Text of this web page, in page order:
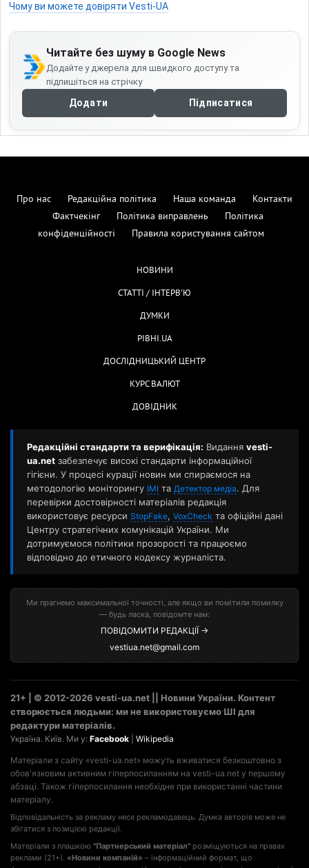
Чому ви можете довіряти Vesti-UA
Читайте без шуму в Google News
Додайте у джерела для швидкого доступу та
підпишіться на стрічку
Додати Підписатися
Про нас Редакційна політика Наша команда
Контакти
Фактчекінг
Політика виправлень
Політика
конфіденційності
Правила користування сайтом
НОВИНИ
СТАТТІ / ІНТЕРВ'Ю
ДУМКИ
РІВНІ.UA
ДОСЛІДНИЦЬКИЙ ЦЕНТР
КУРС ВАЛЮТ
ДОВІДНИК
Редакційні стандарти та верифікація: Видання vesti-
ua.net забезпечує високі стандарти інформаційної
гігієни. У процесі курації новин ми спираємося на
методологію моніторингу ІМІ та Детектор медіа. Для
перевірки достовірності матеріалів редакція
використовує ресурси StopFake, VoxCheck та офіційні дані
Центру стратегічних комунікацій України. Ми
дотримуємося політики прозорості та працюємо
відповідно до етичного кодексу журналіста.
Ми прагнемо максимальної точності, але якщо ви помітили помилку
— будь ласка, повідомте нам:
ПОВІДОМИТИ РЕДАКЦІЇ →
vestiua.net@gmail.com
21+ | © 2012-2026 vesti-ua.net || Новини України. Контент
створюється людьми: ми не використовуємо ШІ для
редактури матеріалів.
Україна. Київ. Ми у: Facebook Wikipedia
Матеріали з сайту «vesti-ua.net» можуть вживатися безкоштовно з
обов'язковим активним гіперпосиланням на vesti-ua.net у першому
абзаці. Також гіперпосилання необхідне при використанні частини
матеріалу.
Відповідальність за рекламу несе рекламодавець. Думка авторів може не
збігатися з позицією редакції.
Матеріали з плашкою "Партнерський матеріал" розміщуються на правах
реклами (21+). «Новини компаній» – інформаційний формат, що